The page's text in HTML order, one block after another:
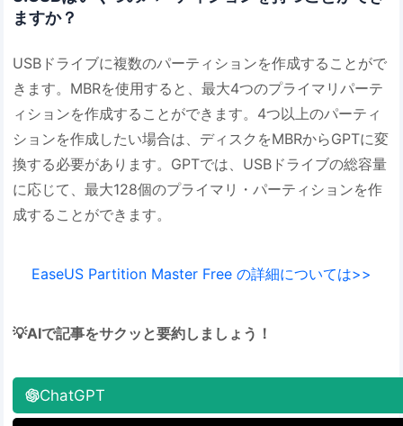
ますか？
USBドライブに複数のパーティションを作成することがで
きます。MBRを使用すると、最大4つのプライマリパーテ
ィションを作成することができます。4つ以上のパーティ
ションを作成したい場合は、ディスクをMBRからGPTに変
換する必要があります。GPTでは、USBドライブの総容量
に応じて、最大128個のプライマリ・パーティションを作
成することができます。
EaseUS Partition Master Free の詳細については>>
💡AIで記事をサクッと要約しましょう！
ChatGPT